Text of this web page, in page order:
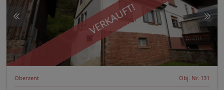
VERKAUFT!
Oberzent Obj. Nr. 131